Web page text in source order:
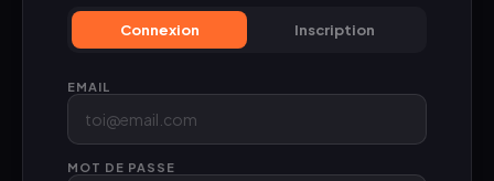
Connexion Inscription
EMAIL
MOT DE PASSE